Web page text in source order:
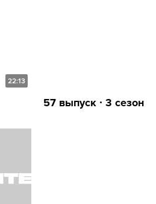
22:13
57 выпуск ∙ 3 сезон